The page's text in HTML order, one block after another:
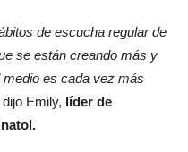
de escucha regular de
se están creando más y
es cada vez más
dijo Emily, líder de